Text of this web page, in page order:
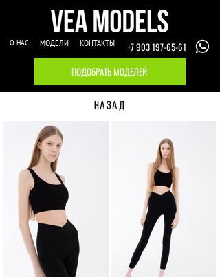
О НАС МОДЕЛИ КОНТАКТЫ
+7 903 197-65-61
ПОДОБРАТЬ МОДЕЛЕЙ
НАЗАД